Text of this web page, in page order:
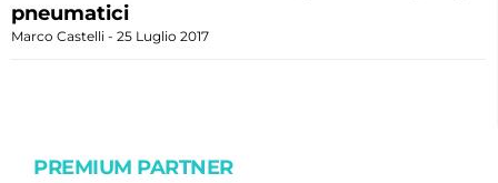
pneumatici
Marco Castelli 25 Luglio 2017
PREMIUM PARTNER